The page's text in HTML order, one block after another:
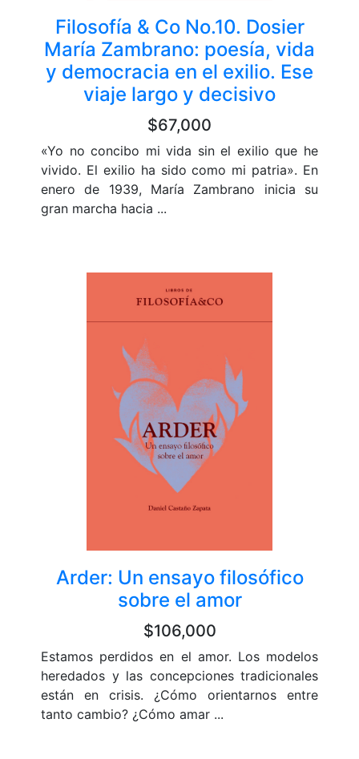
Filosofía & Co No.10. Dosier
María Zambrano: poesía, vida
y democracia en el exilio. Ese
viaje largo y decisivo
$67,000
«Yo no concibo mi vida sin el exilio que he
vivido. El exilio ha sido como mi patria». En
enero de 1939, María Zambrano inicia su
gran marcha hacia ...
Arder: Un ensayo filosófico
sobre el amor
$106,000
Estamos perdidos en el amor. Los modelos
heredados y las concepciones tradicionales
están en crisis. ¿Cómo orientarnos entre
tanto cambio? ¿Cómo amar ...